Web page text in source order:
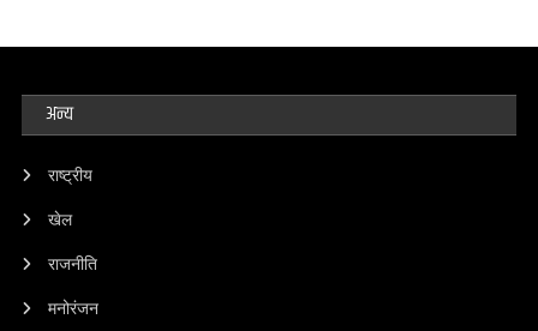
अन्य
राष्ट्रीय
खेल
राजनीति
मनोरंजन